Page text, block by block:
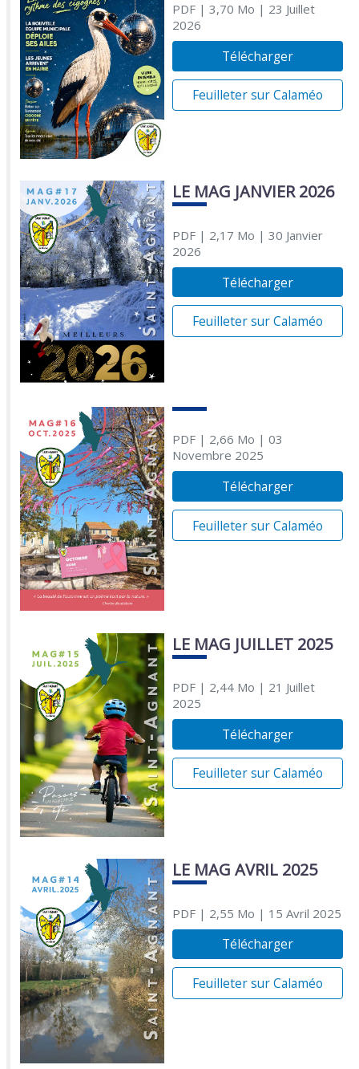
PDF| 3,70 Mo | 23 Juillet
2026
Télécharger
Feuilleter sur Calaméo
LE MAG JANVIER 2026
PDF| 2,17 Mo | 30 Janvier
2026
Télécharger
Feuilleter sur Calaméo
PDF| 2,66 Mo | 03
Novembre 2025
Télécharger
Feuilleter sur Calaméo
LE MAG JUILLET 2025
PDF| 2,44 Mo | 21 Juillet
2025
Télécharger
Feuilleter sur Calaméo
LE MAG AVRIL 2025
PDF| 2,55 Mo | 15 Avril 2025
Télécharger
Feuilleter sur Calaméo